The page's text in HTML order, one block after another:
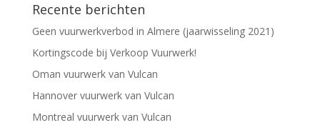
Recente berichten
Geen vuurwerkverbod in Almere (jaarwisseling 2021)
Kortingscode bij Verkoop Vuurwerk!
Oman vuurwerk van Vulcan
Hannover vuurwerk van Vulcan
Montreal vuurwerk van Vulcan